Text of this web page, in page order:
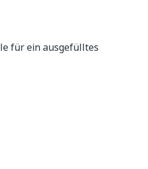
für ein ausgefülltes